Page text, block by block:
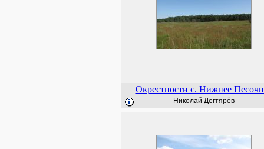
Окрестности с. Нижнее
Николай Дегтярёв